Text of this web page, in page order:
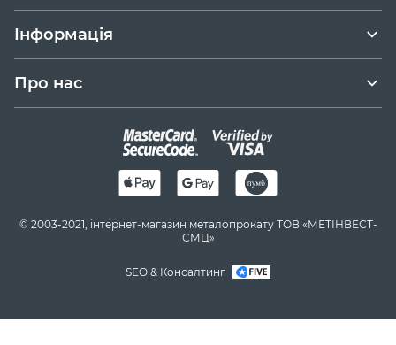
Інформація
Про нас
© 2003-2021, інтернет-магазин металопрокату ТОВ «МЕТІНВЕСТ-
СМЦ»
SEO & Консалтинг